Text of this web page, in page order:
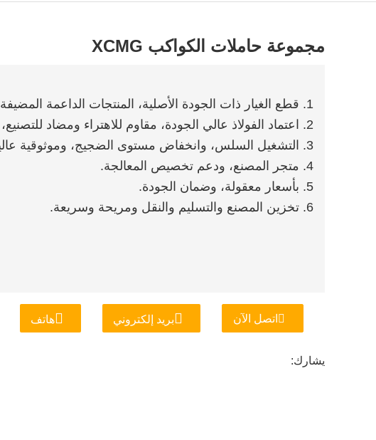
مجموعة حاملات الكواكب XCMG
1. قطع الغيار ذات الجودة الأصلية، المنتجات الداعمة المضيفة.
2. اعتماد الفولاذ عالي الجودة، مقاوم للاهتراء ومضاد للتصنيع، مما يطيل من استخدام الوقت.
3. التشغيل السلس، وانخفاض مستوى الضجيج، وموثوقية عالية.
4. متجر المصنع، ودعم تخصيص المعالجة.
5. بأسعار معقولة، وضمان الجودة.
6. تخزين المصنع والتسليم والنقل ومريحة وسريعة.
اتصل الآن بريد إلكتروني هاتف
يشارك: